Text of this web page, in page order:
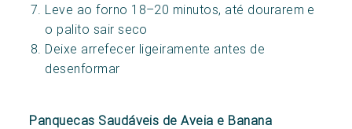
Leve ao forno 18–20 minutos, até dourarem e
o palito sair seco
Deixe arrefecer ligeiramente antes de
desenformar
Panquecas Saudáveis de Aveia e Banana